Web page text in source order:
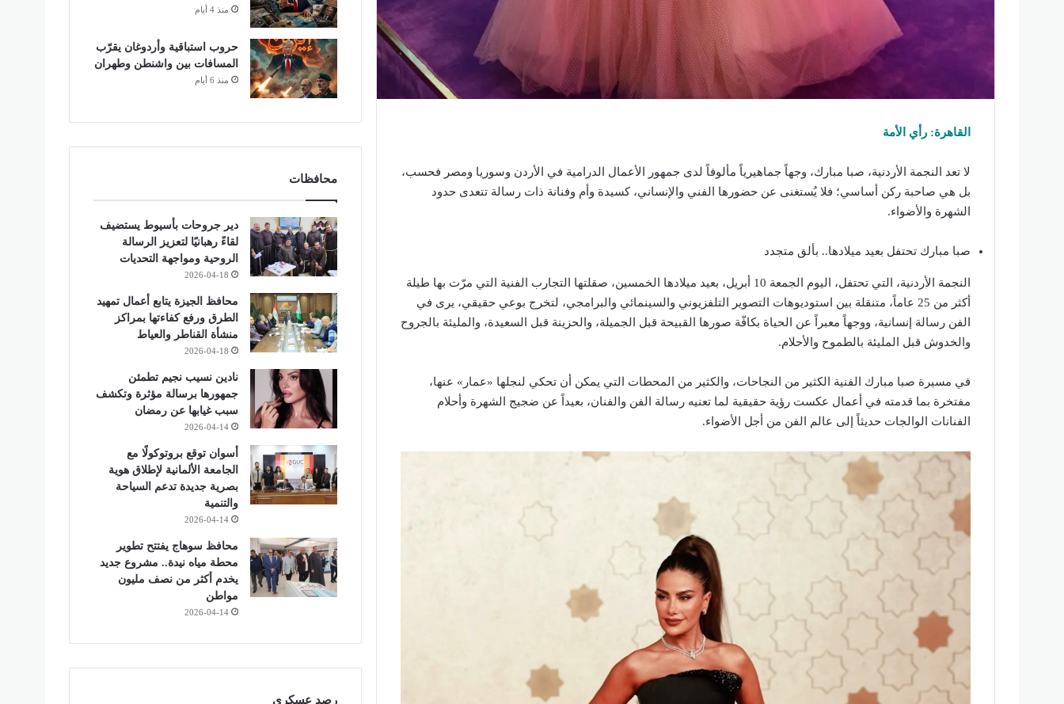
القاهرة: رأي الأمة
لا تعد النجمة الأردنية، صبا مبارك، وجهاً جماهيرياً مألوفاً لدى جمهور الأعمال الدرامية في الأردن وسوريا ومصر فحسب،
بل هي صاحبة ركن أساسي؛ فلا يُستغنى عن حضورها الفني والإنساني، كسيدة وأم وفنانة ذات رسالة تتعدى حدود
الشهرة والأضواء.
صبا مبارك تحتفل بعيد ميلادها.. بألق متجدد
النجمة الأردنية، التي تحتفل، اليوم الجمعة 10 أبريل، بعيد ميلادها الخمسين، صقلتها التجارب الفنية التي مرّت بها طيلة
أكثر من 25 عاماً، متنقلة بين استوديوهات التصوير التلفزيوني والسينمائي والبرامجي، لتخرج بوعي حقيقي، يرى في
الفن رسالة إنسانية، ووجهاً معبراً عن الحياة بكافّة صورها القبيحة قبل الجميلة، والحزينة قبل السعيدة، والمليئة بالجروح
والخدوش قبل المليئة بالطموح والأحلام.
في مسيرة صبا مبارك الفنية الكثير من النجاحات، والكثير من المحطات التي يمكن أن تحكي لنجلها «عمار» عنها،
مفتخرة بما قدمته في أعمال عكست رؤية حقيقية لما تعنيه رسالة الفن والفنان، بعيداً عن ضجيج الشهرة وأحلام
الفنانات الوالجات حديثاً إلى عالم الفن من أجل الأضواء.
منذ 4 أيام
حروب استباقية وأردوغان يقرّب
المسافات بين واشنطن وطهران
منذ 6 أيام
محافظات
دير جروحات بأسيوط يستضيف
لقاءً رهبانيًا لتعزيز الرسالة
الروحية ومواجهة التحديات
2026-04-18
محافظ الجيزة يتابع أعمال تمهيد
الطرق ورفع كفاءتها بمراكز
منشأة القناطر والعياط
2026-04-18
نادين نسيب نجيم تطمئن
جمهورها برسالة مؤثرة وتكشف
سبب غيابها عن رمضان
2026-04-14
أسوان توقع بروتوكولًا مع
الجامعة الألمانية لإطلاق هوية
بصرية جديدة تدعم السياحة
والتنمية
2026-04-14
محافظ سوهاج يفتتح تطوير
محطة مياه نيدة.. مشروع جديد
يخدم أكثر من نصف مليون
مواطن
2026-04-14
رصد عسكري